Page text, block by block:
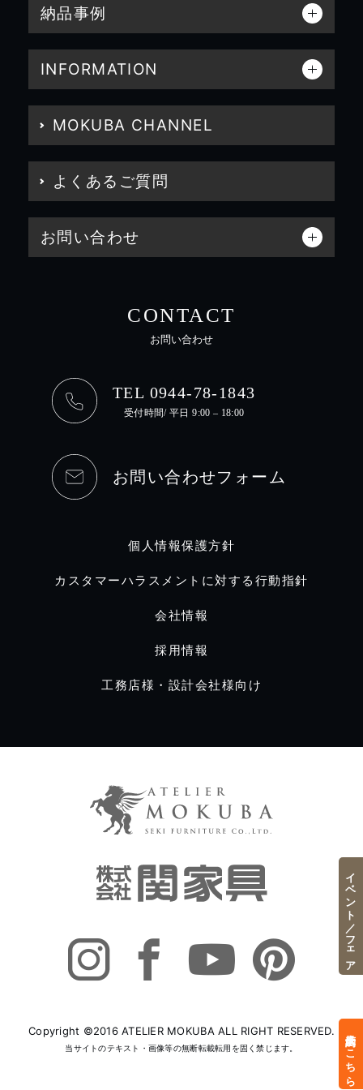
納品事例
INFORMATION
MOKUBA CHANNEL
よくあるご質問
お問い合わせ
CONTACT
お問い合わせ
TEL 0944-78-1843
受付時間/ 平日 9:00 – 18:00
お問い合わせフォーム
個人情報保護方針
カスタマーハラスメントに対する行動指針
会社情報
採用情報
工務店様・設計会社様向け
Copyright ©2016 ATELIER MOKUBA ALL RIGHT RESERVED.
当サイトのテキスト・画像等の無断転載転用を固く禁じます。 来店予約はこちら
イベント／フェア